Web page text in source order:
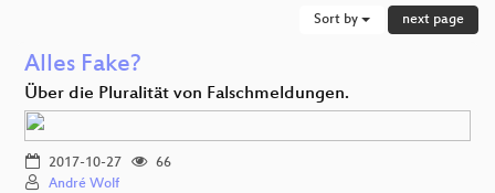
Sort by next page
Alles Fake?
Über die Pluralität von Falschmeldungen.
2017-10-27
66
André Wolf